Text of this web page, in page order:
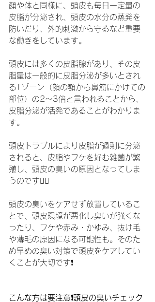
顔や体と同様に、頭皮も毎日一定量の
皮脂が分泌され、頭皮の水分の蒸発を
防いだり、外的刺激から守るなど重要
な働きをしています。
頭皮には多くの皮脂腺があり、その皮
脂量は一般的に皮脂分泌が多いとされ
るTゾーン（顔の額から鼻筋にかけての
部位）の2～3倍と言われることから、
皮脂分泌が活発であることがわかりま
す。
頭皮トラブルにより皮脂が過剰に分泌
されると、皮脂やフケを好む雑菌が繁
殖し、頭皮の臭いの原因となってしま
うのです😶‍🌫️
頭皮の臭いをケアせず放置しているこ
とで、頭皮環境が悪化し臭いが強くな
ったり、フケや赤み・かゆみ、抜け毛
や薄毛の原因になる可能性も。そのた
め早めの臭い対策で頭皮をケアしてい
くことが大切です❗️
こんな方は要注意❗️頭皮の臭いチェック